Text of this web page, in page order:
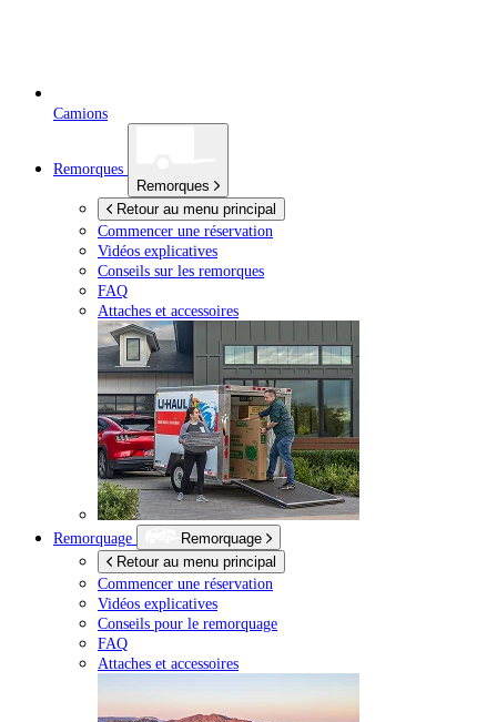
Camions
Remorques
Remorques
Retour au menu principal
Commencer une réservation
Vidéos explicatives
Conseils sur les remorques
FAQ
Attaches et accessoires
Remorquage
Remorquage
Retour au menu principal
Commencer une réservation
Vidéos explicatives
Conseils pour le remorquage
FAQ
Attaches et accessoires